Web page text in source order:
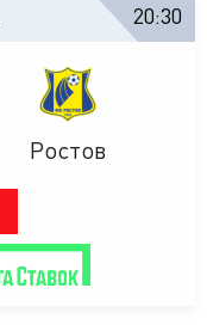
20:30
Ростов